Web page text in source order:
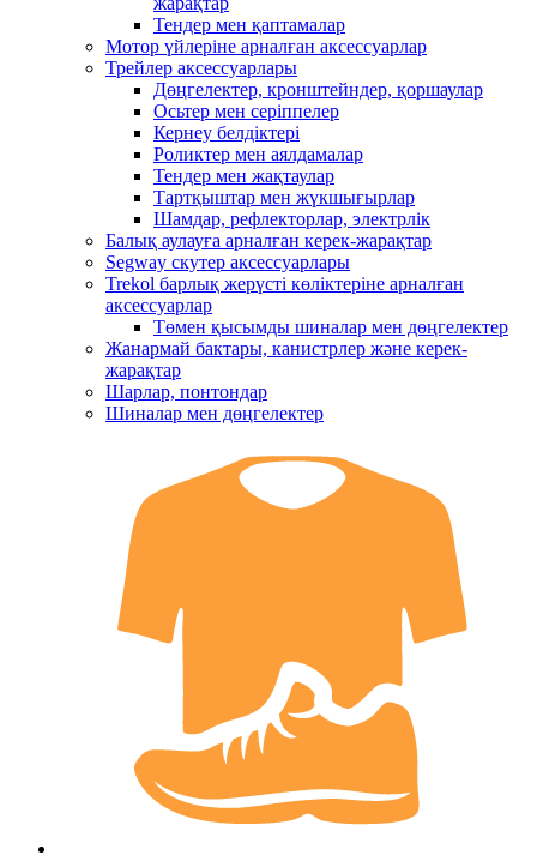
Тендер мен қаптамалар
Мотор үйлеріне арналған аксессуарлар
Трейлер аксессуарлары
Дөңгелектер, кронштейндер, қоршаулар
Осьтер мен серіппелер
Кернеу белдіктері
Роликтер мен аялдамалар
Тендер мен жақтаулар
Тартқыштар мен жүкшығырлар
Шамдар, рефлекторлар, электрлік
Балық аулауға арналған керек-жарақтар
Segway скутер аксессуарлары
Trekol барлық жерүсті көліктеріне арналған
аксессуарлар
Төмен қысымды шиналар мен дөңгелектер
Жанармай бактары, канистрлер және керек-
жарақтар
Шарлар, понтондар
Шиналар мен дөңгелектер